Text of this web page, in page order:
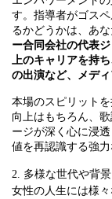
す。指導者がゴス
るかどうかは、あ
ー合同会社の代表
上のキャリアを持
の出演など、メデ
本場のスピリット
向上はもちろん、
ージが深く心に浸
値を再認識する強力
2. 多様な世代や背
女性の人生には様